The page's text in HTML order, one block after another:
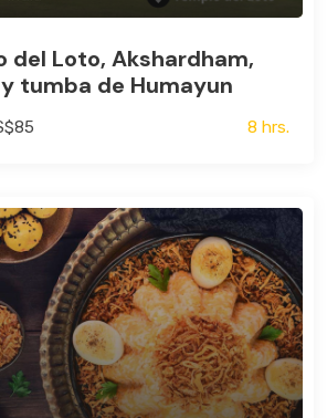
del Loto, Akshardham,
tumba de Humayun
8 hrs.